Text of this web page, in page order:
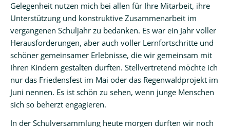
Termine
Kalender
Aktuell
Newsletter
Intern
Hausordnung
Gelegenheit nutzen mich bei allen für Ihre Mitarbeit, ihre
Unterstützung und konstruktive Zusammenarbeit im
vergangenen Schuljahr zu bedanken. Es war ein Jahr voller
Herausforderungen, aber auch voller Lernfortschritte und
schöner gemeinsamer Erlebnisse, die wir gemeinsam mit
Ihren Kindern gestalten durften. Stellvertretend möchte ich
nur das Friedensfest im Mai oder das Regenwaldprojekt im
Juni nennen. Es ist schön zu sehen, wenn junge Menschen
sich so beherzt engagieren.
In der Schulversammlung heute morgen durften wir noch